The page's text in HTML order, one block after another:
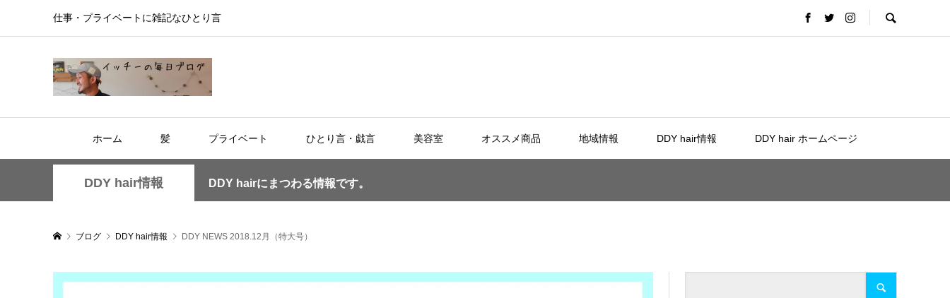
仕事・プライベートに雑記なひとり言
ホーム 髪 プライベート ひとり言・戯言 美容室 オススメ商品 地域情報 DDY hair情報 DDY hair ホームページ
DDY hair情報 DDY hairにまつわる情報です。
ブログ DDY hair情報 DDY NEWS 2018.12月（特大号）